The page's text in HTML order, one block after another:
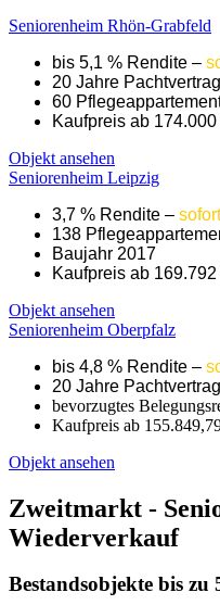
Seniorenheim Rhön-Grabfeld
bis 5,1 % Rendite –
20 Jahre Pachtvertrag
60
Kaufpreis ab 174.000
Objekt ansehen
Seniorenheim Leipzig
3,7 % Rendite –
138
Baujahr 2017
Kaufpreis ab 169.792
Objekt ansehen
Seniorenheim Oberpfalz
bis 4,8 % Rendite –
20 Jahre Pachtvertrag
bevorzugtes
Kaufpreis ab
Objekt ansehen
Zweitmarkt -
Wiederverkauf
Bestandsobjekte bis zu